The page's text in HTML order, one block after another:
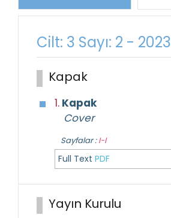
Cilt: 3 Sayı: 2 - 2023
Kapak
1. Kapak
Cover
Sayfalar :I-I
Full Text PDF
Yayın Kurulu